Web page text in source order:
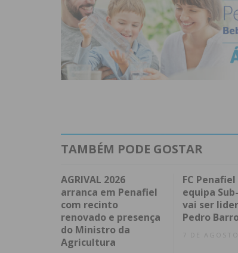
TAMBÉM PODE GOSTAR
AGRIVAL 2026
arranca em Penafiel
com recinto
renovado e presença
do Ministro da
Agricultura
FC Penafiel
equipa
vai ser
Pedro
7 DE